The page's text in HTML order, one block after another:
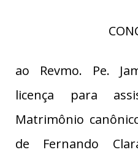
ao Revmo. Pe.
licença para
Matrimônio
de Fernando